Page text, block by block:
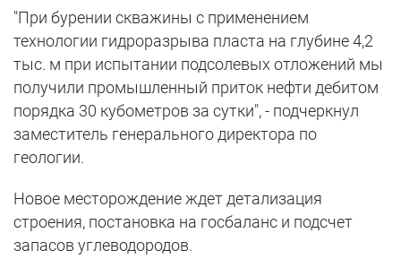
"При бурении скважины с применением
технологии гидроразрыва пласта на глубине 4,2
тыс. м при испытании подсолевых отложений мы
получили промышленный приток нефти дебитом
порядка 30 кубометров за сутки", - подчеркнул
заместитель генерального директора по
геологии.
Новое месторождение ждет детализация
строения, постановка на госбаланс и подсчет
запасов углеводородов.